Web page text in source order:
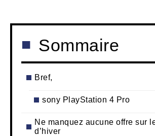
Sommaire
Bref,
sony PlayStation 4 Pro
Ne manquez aucune offre sur
d’hiver